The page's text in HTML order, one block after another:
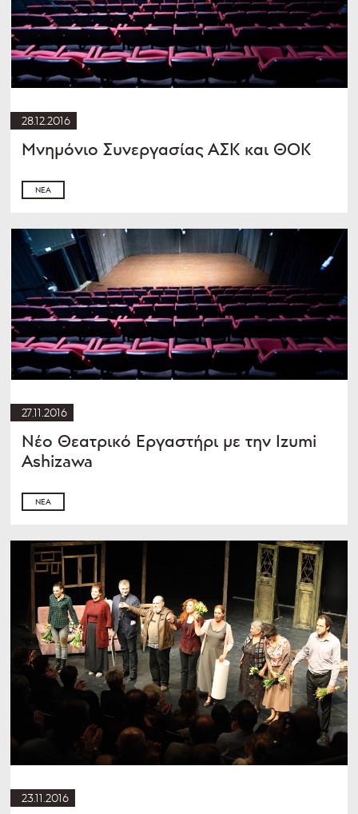
28.12.2016
Μνημόνιο Συνεργασίας ΑΣΚ και ΘΟΚ
ΝΈΑ
27.11.2016
Νέο Θεατρικό Εργαστήρι με την Izumi
Ashizawa
ΝΈΑ
23.11.2016